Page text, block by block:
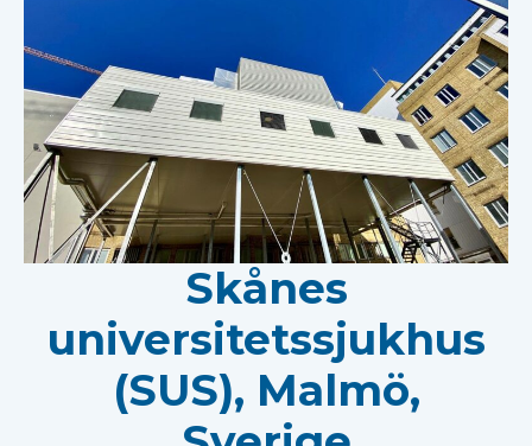
Skånes
universitetssjukhus
(SUS), Malmö,